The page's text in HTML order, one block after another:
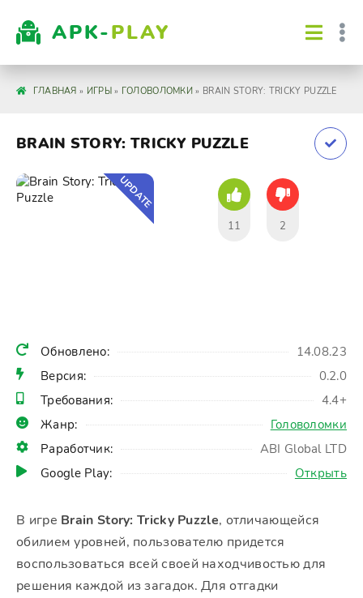
APK-PLAY
ГЛАВНАЯ » ИГРЫ» ГОЛОВОЛОМКИ » BRAIN STORY: TRICKY PUZZLE
BRAIN STORY: TRICKY PUZZLE
Обновлено:
14.08.23
Версия:
0.2.0
Требования:
4.4+
Жанр:
Головоломки
Раработчик:
ABI Global LTD
Google Play:
Открыть
UPDATE
11 2
В игре Brain Story: Tricky Puzzle, отличающейся
обилием уровней, пользователю придется
воспользоваться всей своей находчивостью для
решения каждой из загадок. Для отгадки